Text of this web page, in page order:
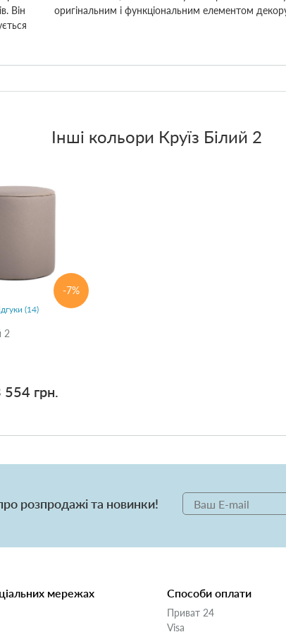
Він
оригінальним і функціональним елементом
Інші кольори Круїз Білий 2
-7%
(14)
2
554 грн.
розпродажі та новинки!
мережах Способи оплати
Приват 24
Visa